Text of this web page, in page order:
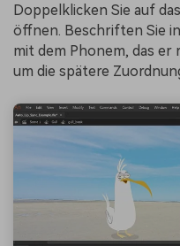
Doppelklicken Sie auf
öffnen. Beschriften Sie
mit dem Phonem, das er
um die spätere